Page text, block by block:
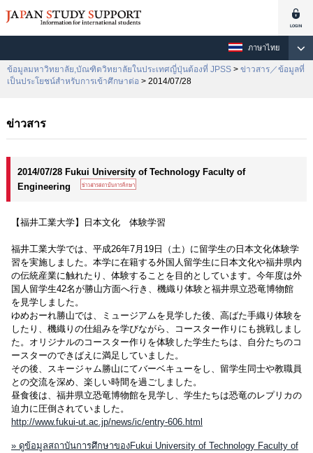
ภาษาไทย
ข้อมูลมหาวิทยาลัย,บัณฑิตวิทยาลัยในประเทศญี่ปุ่นต้องที่ JPSS > ข่าวสาร／ข้อมูลที่
เป็นประโยชน์สำหรับการเข้าศึกษาต่อ > 2014/07/28
ข่าวสาร
2014/07/28 Fukui University of Technology Faculty of
Engineering
【福井工業大学】日本文化 体験学習
福井工業大学では、平成26年7月19日（土）に留学生の日本文化体験学
習を実施しました。本学に在籍する外国人留学生に日本文化や福井県内
の伝統産業に触れたり、体験することを目的としています。今年度は外
国人留学生42名が勝山方面へ行き、機織り体験と福井県立恐竜博物館
を見学しました。
ゆめおーれ勝山では、ミュージアムを見学した後、高ばた手織り体験を
したり、機織りの仕組みを学びながら、コースター作りにも挑戦しまし
た。オリジナルのコースター作りを体験した学生たちは、自分たちのコ
ースターのできばえに満足していました。
その後、スキージャム勝山にてバーベキューをし、留学生同士や教職員
との交流を深め、楽しい時間を過ごしました。
昼食後は、福井県立恐竜博物館を見学し、学生たちは恐竜のレプリカの
迫力に圧倒されていました。
http://www.fukui-ut.ac.jp/news/ic/entry-606.html
» ดูข้อมูลสถาบันการศึกษาของFukui University of Technology Faculty of